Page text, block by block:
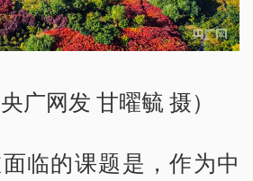
广网发 甘曜毓 摄）
临的课题是，作为中